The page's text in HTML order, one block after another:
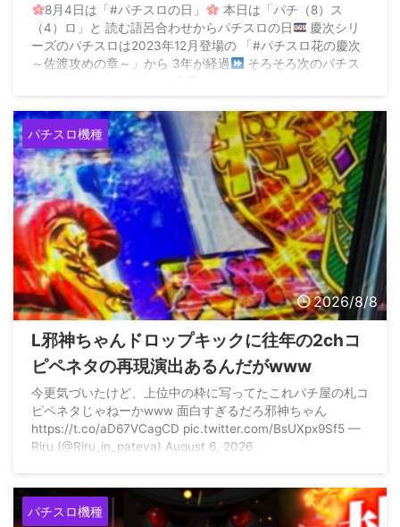
8月4日は「#パチスロの日」
本日は「パチ（8）ス
（4）ロ」と 読む語呂合わせからパチスロの日
慶次シリ
ーズのパチスロは2023年12月登場の 「#パチスロ花の慶次
～佐渡攻めの章～」から 3年が経過
そろそろ次のパチス
August 4, 2026 &n ...
パチスロ機種
2026/8/8
L邪神ちゃんドロップキックに往年の2chコ
ピペネタの再現演出あるんだがwww
今更気づいたけど、上位中の枠に写ってたこれパチ屋の札コ
ピペネタじゃねーかwww 面白すぎるだろ邪神ちゃん
https://t.co/aD67VCagCD pic.twitter.com/BsUXpx9Sf5 —
Riru (@Riru_in_pateya) August 6, 2026
パチスロ機種